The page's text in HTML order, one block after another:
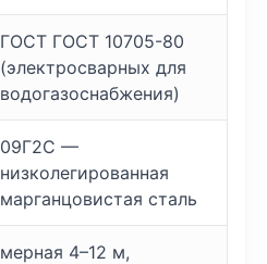
ГОСТ ГОСТ 10705-80
(электросварных для
водогазоснабжения)
09Г2С —
низколегированная
марганцовистая сталь
мерная 4–12 м,